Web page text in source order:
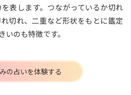
表します。つながっているか切れ
切れ、二重など形状をもとに鑑定
いのも特徴です。
の占いを体験する